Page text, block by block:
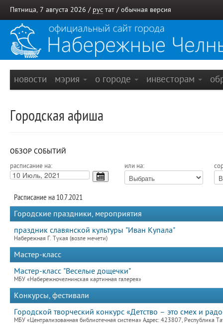
Пятница, 7 августа 2026 / рус тат / обычная версия
новости мэрия о городе инвесторам
Городская афиша
ОБЗОР СОБЫТИЙ
расписание на: или на:
Расписание на 10.7.2021
Городские праздники, мероприятия
праздник славянской культуры "Иван Купала"
Набережная Г. Тукая (возле мечети)
Мастер-класс
Мастер-класс "Веселые дощечки"
МБУ «Набережночелнинская картинная галерея»
Конкурсы, фестивали
Городской творческий конкурс «Детство – это смех и
МБУ «Централизованная библиотечная система» Адрес: 423807,